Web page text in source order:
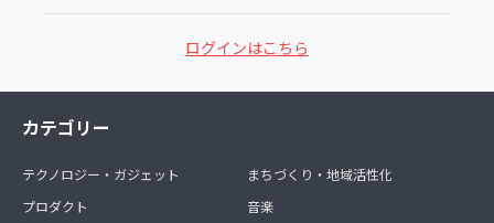
ログインはこちら
カテゴリー
テクノロジー・ガジェット
プロダクト
まちづくり・地域活性化
音楽